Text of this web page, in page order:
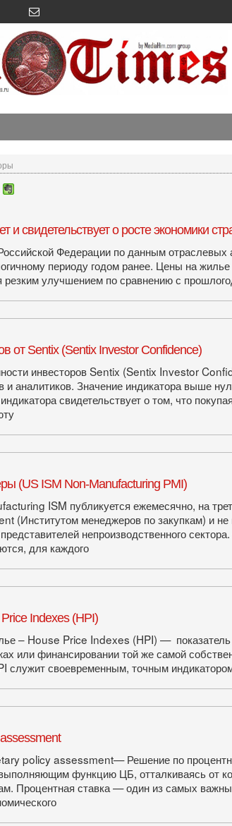
и свидетельствует о росте экономики
Федерации по данным отраслевых
периоду годом ранее. Цены на
резким улучшением по сравнению с
от Sentix (Sentix Investor Confidence)
инвесторов Sentix (Sentix Investor
и аналитиков. Значение индикатора выше
свидетельствует о том, что
(US ISM Non-Manufacturing PMI)
ISM публикуется ежемесячно, на
(Институтом менеджеров по закупкам) и
непроизводственного
для каждого
Indexes (HPI)
– House Price Indexes (HPI) —
или финансировании той же самой
служит своевременным, точным
policy assessment— Решение по
функцию ЦБ, отталкиваясь от
Процентная ставка — один из самых